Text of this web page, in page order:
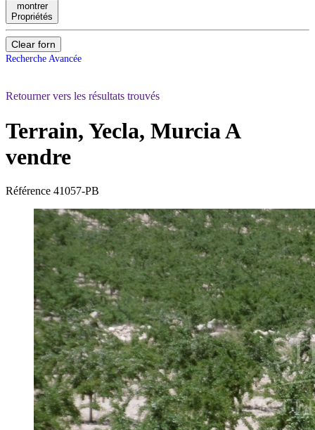
montrer
Propriétés
Clear forn
Recherche Avancée
Retourner vers les résultats trouvés
Terrain, Yecla, MurciaA
vendre
Référence 41057-PB